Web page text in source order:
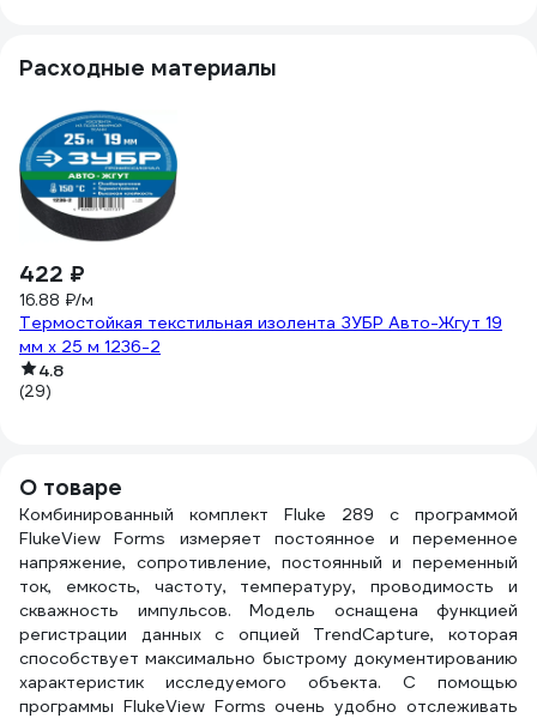
Расходные материалы
422 ₽
16.88 ₽/м
Термостойкая текстильная изолента ЗУБР Авто-Жгут 19
мм х 25 м 1236-2
4.8
(29)
О товаре
Комбинированный комплект Fluke 289 с программой
FlukeView Forms измеряет постоянное и переменное
напряжение, сопротивление, постоянный и переменный
ток, емкость, частоту, температуру, проводимость и
скважность импульсов. Модель оснащена функцией
регистрации данных с опцией TrendCapture, которая
способствует максимально быстрому документированию
характеристик исследуемого объекта. С помощью
программы FlukeView Forms очень удобно отслеживать